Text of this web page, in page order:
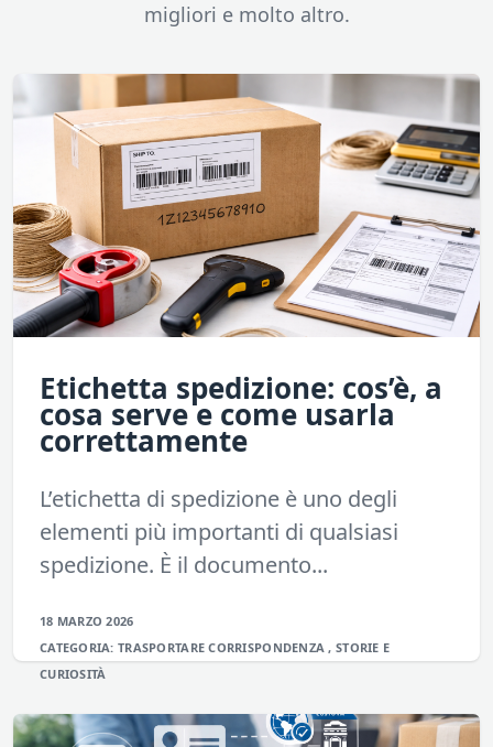
migliori e molto altro.
Etichetta spedizione: cos’è, a
cosa serve e come usarla
correttamente
L’etichetta di spedizione è uno degli
elementi più importanti di qualsiasi
spedizione. È il documento...
18 MARZO 2026
CATEGORIA:TRASPORTARECORRISPONDENZA,STORIE E
CURIOSITÀ